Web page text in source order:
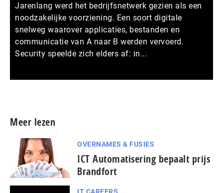
Jarenlang werd het bedrijfsnetwerk gezien als een
noodzakelijke voorziening. Een soort digitale
snelweg waarover applicaties, bestanden en
communicatie van A naar B werden vervoerd.
Security speelde zich elders af: in...
Meer lezen
OVERNAMES & FUSIES
ICT Automatisering bepaalt prijs
Brandfort